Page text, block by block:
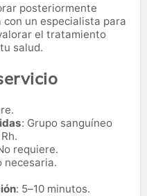
posteriormente
con un especialista para
el tratamiento
salud.
: Grupo sanguíneo
requiere.
necesaria.
: 5–10 minutos.